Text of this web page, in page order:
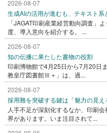
2026-08-07
生成AIの活用が進むも、テキスト
「JAGAT印刷産業経営動向調査」
度、導入意向を紹介する。 ...
2026-08-07
知の伝播に果たした書物の役割
印刷博物館で4月25日から7月20日
教皇庁図書館Ⅲ＋」は、過...
2026-08-07
採用難を突破する鍵は「魅力の見
人手不足が深刻化するなか、印刷
界があります。いま注目されて...